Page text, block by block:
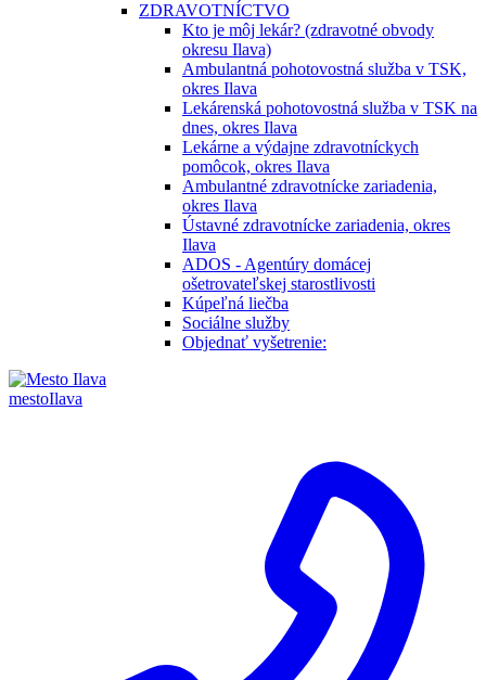
ZDRAVOTNÍCTVO
Kto je môj lekár? (zdravotné obvody
okresu Ilava)
Ambulantná pohotovostná služba v TSK,
okres Ilava
Lekárenská pohotovostná služba v TSK na
dnes, okres Ilava
Lekárne a výdajne zdravotníckych
pomôcok, okres Ilava
Ambulantné zdravotnícke zariadenia,
okres Ilava
Ústavné zdravotnícke zariadenia, okres
Ilava
ADOS - Agentúry domácej
ošetrovateľskej starostlivosti
Kúpeľná liečba
Sociálne služby
Objednať vyšetrenie:
mestoIlava